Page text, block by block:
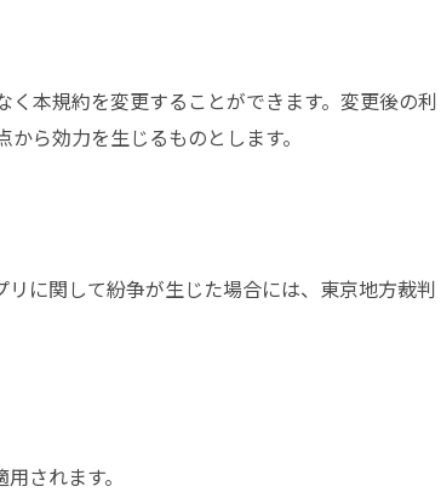
本規約を変更することができます。変更後の利
ら効力を生じるものとします。
に関して紛争が生じた場合には、東京地方裁判
されます。